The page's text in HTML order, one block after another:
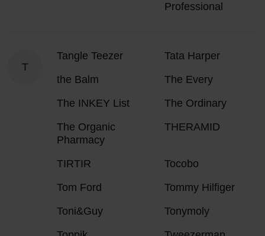
Professional
T
Tangle Teezer
Tata Harper
the Balm
The Every
The INKEY List
The Ordinary
The Organic
Pharmacy
THERAMID
TIRTIR
Tocobo
Tom Ford
Tommy Hilfiger
Toni&Guy
Tonymoly